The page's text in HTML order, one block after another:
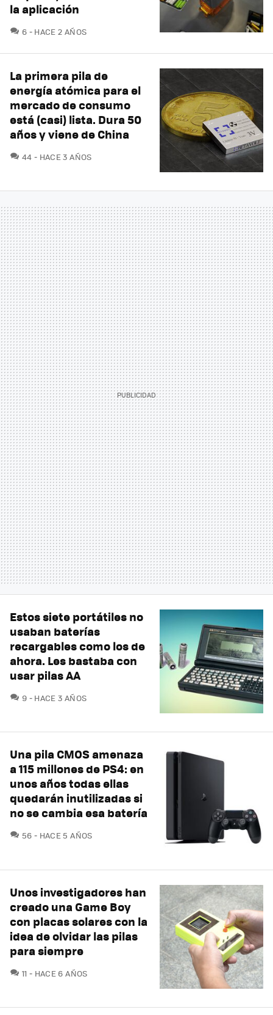
la aplicación
6 COMENTARIOS
HACE 2 AÑOS
La primera pila de
energía atómica para el
mercado de consumo
está (casi) lista. Dura 50
años y viene de China
44 COMENTARIOS
HACE 3 AÑOS
Estos siete portátiles no
usaban baterías
recargables como los de
ahora. Les bastaba con
usar pilas AA
9 COMENTARIOS
HACE 3 AÑOS
Una pila CMOS amenaza
a 115 millones de PS4: en
unos años todas ellas
quedarán inutilizadas si
no se cambia esa batería
56 COMENTARIOS
HACE 5 AÑOS
Unos investigadores han
creado una Game Boy
con placas solares con la
idea de olvidar las pilas
para siempre
11 COMENTARIOS
HACE 6 AÑOS